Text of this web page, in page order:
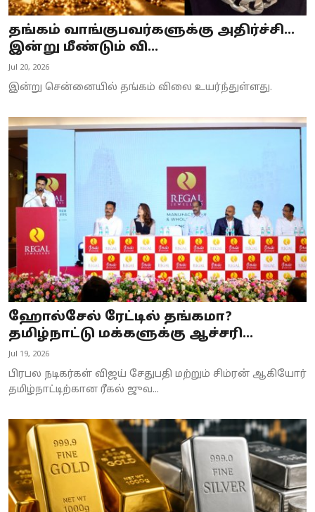
தங்கம் வாங்குபவர்களுக்கு அதிர்ச்சி...
இன்று மீண்டும் வி...
Jul 20, 2026
இன்று சென்னையில் தங்கம் விலை உயர்ந்துள்ளது.
ஹோல்சேல் ரேட்டில் தங்கமா?
தமிழ்நாட்டு மக்களுக்கு ஆச்சரி...
Jul 19, 2026
பிரபல நடிகர்கள் விஜய் சேதுபதி மற்றும் சிம்ரன் ஆகியோர்
தமிழ்நாட்டிற்கான ரீகல் ஜுவ...